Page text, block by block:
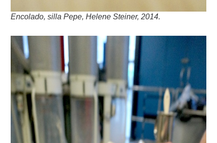
Encolado, silla Pepe, Helene Steiner, 2014.